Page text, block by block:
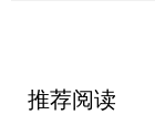
推荐阅读